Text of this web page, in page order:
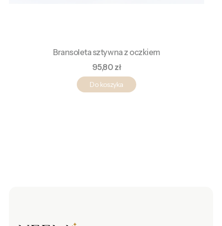
Bransoleta sztywna z oczkiem
Cena
95,80 zł
Do koszyka